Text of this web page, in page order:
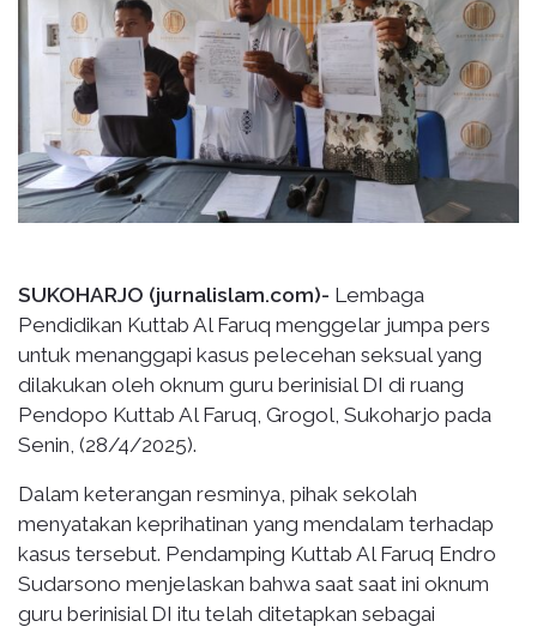
SUKOHARJO (jurnalislam.com)- Lembaga
Pendidikan Kuttab Al Faruq menggelar jumpa pers
untuk menanggapi kasus pelecehan seksual yang
dilakukan oleh oknum guru berinisial DI di ruang
Pendopo Kuttab Al Faruq, Grogol, Sukoharjo pada
Senin, (28/4/2025).
Dalam keterangan resminya, pihak sekolah
menyatakan keprihatinan yang mendalam terhadap
kasus tersebut. Pendamping Kuttab Al Faruq Endro
Sudarsono menjelaskan bahwa saat saat ini oknum
guru berinisial DI itu telah ditetapkan sebagai